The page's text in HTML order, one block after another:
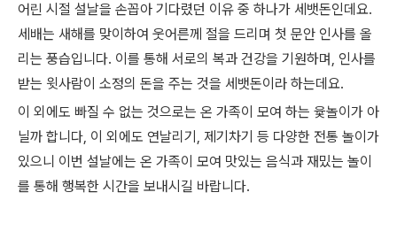
어린 시절 설날을 손꼽아 기다렸던 이유 중 하나가 세뱃돈인데요.
세배는 새해를 맞이하여 웃어른께 절을 드리며 첫 문안 인사를 올
리는 풍습입니다. 이를 통해 서로의 복과 건강을 기원하며, 인사를
받는 윗사람이 소정의 돈을 주는 것을 세뱃돈이라 하는데요.
이 외에도 빠질 수 없는 것으로는 온 가족이 모여 하는 윷놀이가 아
닐까 합니다, 이 외에도 연날리기 , 제기차기 등 다양한 전통 놀이가
있으니 이번 설날에는 온 가족이 모여 맛있는 음식과 재밌는 놀이
를 통해 행복한 시간을 보내시길 바랍니다.